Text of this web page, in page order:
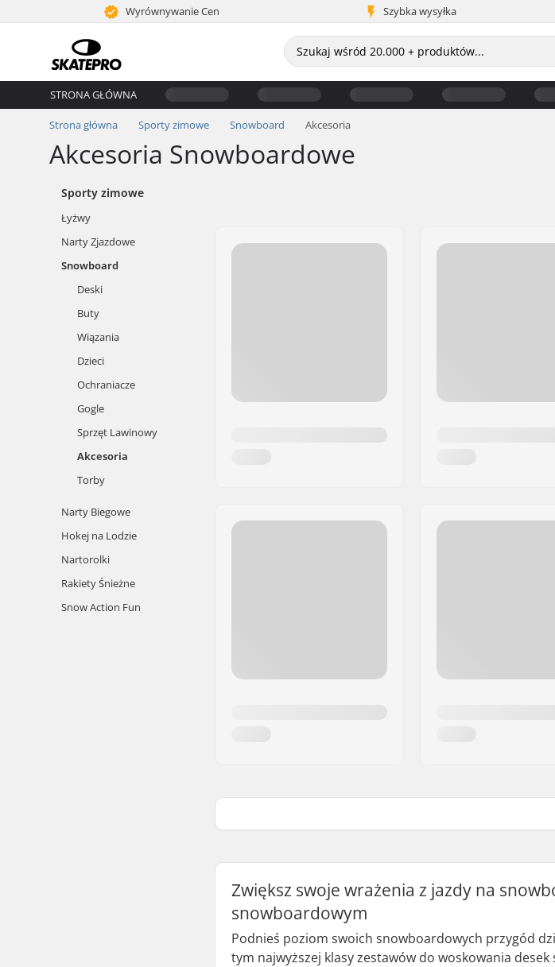
Wyrównywanie Cen Szybka wysyłka
STRONA GŁÓWNA
Strona główna Sporty zimowe Snowboard Akcesoria
Akcesoria Snowboardowe
Sporty zimowe
Łyżwy
Narty Zjazdowe
Snowboard
Deski
Buty
Wiązania
Dzieci
Ochraniacze
Gogle
Sprzęt Lawinowy
Akcesoria
Torby
Narty Biegowe
Hokej na Lodzie
Nartorolki
Rakiety Śnieżne
Snow Action Fun
Zwiększ swoje wrażenia z jazdy na
snowboardowym
Podnieś poziom swoich snowboardowych przygód
tym najwyższej klasy zestawów do woskowania